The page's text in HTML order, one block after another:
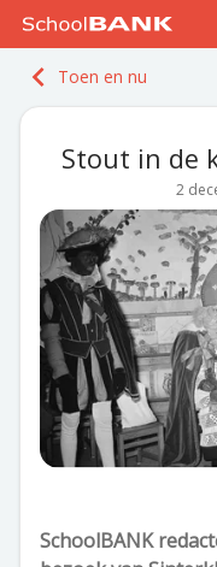
Ga naar de inhoud
Toen en nu
Stout in de
2
SchoolBANK